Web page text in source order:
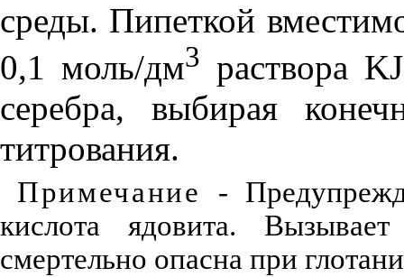
среды. Пипеткой
0,1 моль/дм3 раствора KJ
серебра, выбирая
титрования.
Примечание -
кислота ядовита.
смертельно опасна при